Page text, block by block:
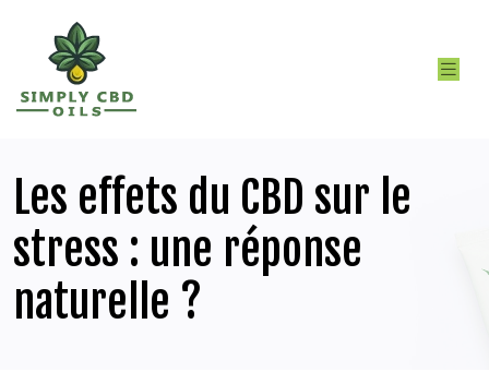
Les effets du CBD sur le
stress : une réponse
naturelle ?